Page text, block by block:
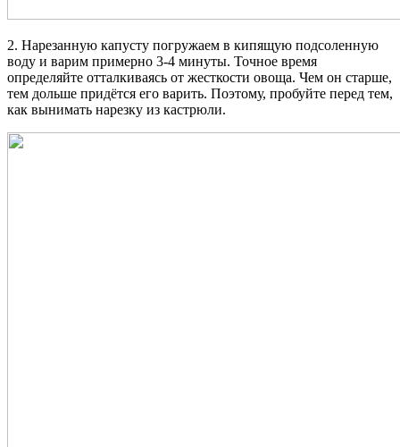
2. Нарезанную капусту погружаем в кипящую подсоленную
воду и варим примерно 3-4 минуты. Точное время
определяйте отталкиваясь от жесткости овоща. Чем он старше,
тем дольше придётся его варить. Поэтому, пробуйте перед тем,
как вынимать нарезку из кастрюли.